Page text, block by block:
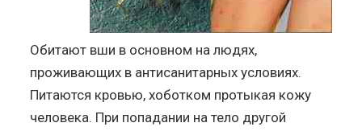
Обитают вши в основном на людях,
проживающих в антисанитарных условиях.
Питаются кровью, хоботком протыкая кожу
человека. При попадании на тело другой